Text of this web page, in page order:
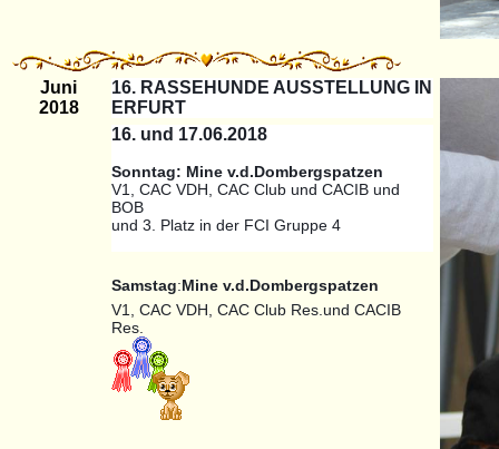
Juni
2018
16. RASSEHUNDE AUSSTELLUNG IN
ERFURT
16. und 17.06.2018
Sonntag: Mine v.d.Dombergspatzen
V1, CAC VDH, CAC Club und CACIB und
BOB
und 3. Platz in der FCI Gruppe 4
Samstag:Mine v.d.Dombergspatzen
V1, CAC VDH, CAC Club Res.und CACIB
Res.